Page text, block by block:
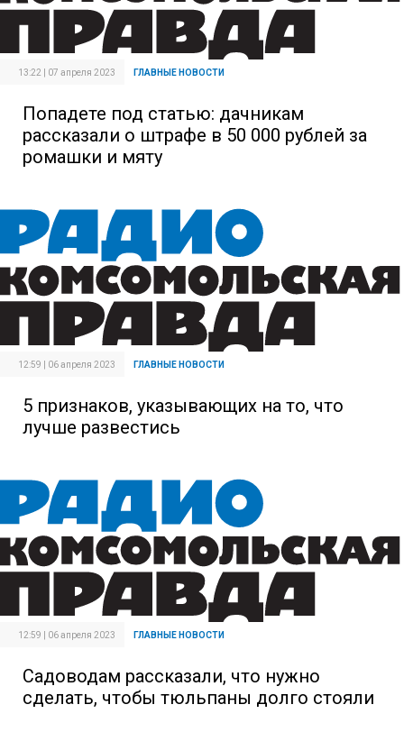
13:22 | 07 апреля 2023 ГЛАВНЫЕ НОВОСТИ
Попадете под статью: дачникам
рассказали о штрафе в 50 000 рублей за
ромашки и мяту
12:59 | 06 апреля 2023 ГЛАВНЫЕ НОВОСТИ
5 признаков, указывающих на то, что
лучше развестись
12:59 | 06 апреля 2023 ГЛАВНЫЕ НОВОСТИ
Садоводам рассказали, что нужно
сделать, чтобы тюльпаны долго стояли